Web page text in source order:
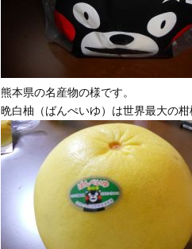
熊本県の名産物の様です。
晩白柚（ばんぺいゆ）は世界最大の